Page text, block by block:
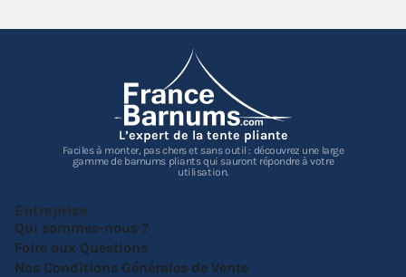
L’expert de la tente pliante
Faciles à monter, pas chers et sans outil : découvrez une large
gamme de barnums pliants qui sauront répondre à votre
utilisation.
Entreprise
Qui sommes-nous ?
Foire aux Questions
Nos Conditions Générales de Vente